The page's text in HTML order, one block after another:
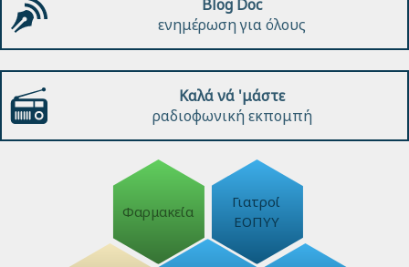
Blog Doc
ενημέρωση για όλους
Καλά νά 'μάστε
ραδιοφωνική εκπομπή
Φαρμακεία
Γιατροί
ΕΟΠΥΥ